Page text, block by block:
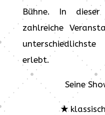
Bühne. In
zahlreiche
erlebt.
Seine
★